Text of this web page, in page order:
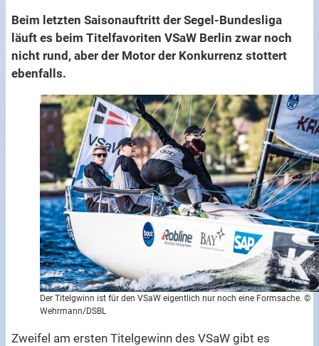
Beim letzten Saisonauftritt der Segel-Bundesliga
läuft es beim Titelfavoriten VSaW Berlin zwar noch
nicht rund, aber der Motor der Konkurrenz stottert
ebenfalls.
Der Titelgwinn ist für den VSaW eigentlich nur noch eine Formsache. ©
Wehrmann/DSBL
Zweifel am ersten Titelgewinn des VSaW gibt es